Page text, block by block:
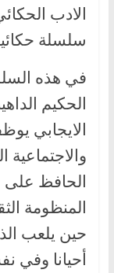
سلسلة
في هذه
الحكيم
الايجابي
والاجتماعية
الحافظ على
المنظومة
حين يلعب
أحيانا